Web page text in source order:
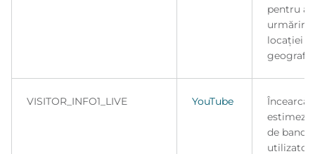
pentru a
locației
VISITOR_INFO1_LIVE YouTube
Încearcă
estimeze
de bandă